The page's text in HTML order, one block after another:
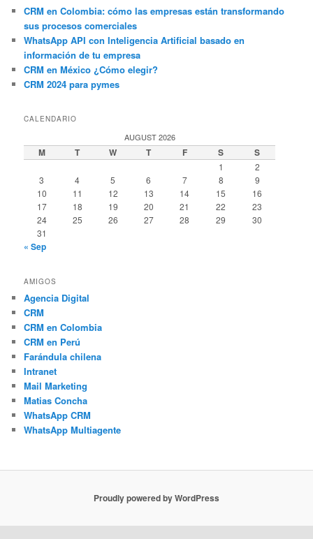
CRM en Colombia: cómo las empresas están transformando
sus procesos comerciales
WhatsApp API con Inteligencia Artificial basado en
información de tu empresa
CRM en México ¿Cómo elegir?
CRM 2024 para pymes
CALENDARIO
AUGUST 2026
M T W T F S S
1
2
3
4 5 6 7 8
9
10
11 12 13 14 15
16
17
18 19 20 21 22
23
24
25 26 27 28 29
30
31
« Sep
AMIGOS
Agencia Digital
CRM
CRM en Colombia
CRM en Perú
Farándula chilena
Intranet
Mail Marketing
Matias Concha
WhatsApp CRM
WhatsApp Multiagente
Proudly powered by WordPress